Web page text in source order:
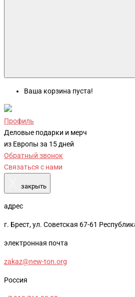
Ваша корзина пуста!
Профиль
Деловые подарки и мерч
из Европы за 15 дней
Обратный звонок
Связаться с нами
закрыть
адрес
г. Брест, ул. Советская 67-61
электронная почта
zakaz@new-ton.org
Россия